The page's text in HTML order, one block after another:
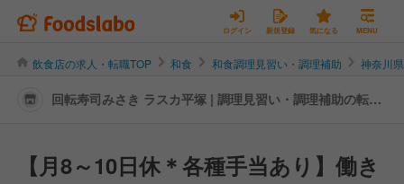
ログイン 新規登録 気になる MENU
飲食店の求人・転職TOP 和食 和食調理見習い・調理補助 神奈川
回転寿司みさき ラスカ平塚 | 調理見習い・調理補助の転
【月8～10日休＊各種手当あり】働き